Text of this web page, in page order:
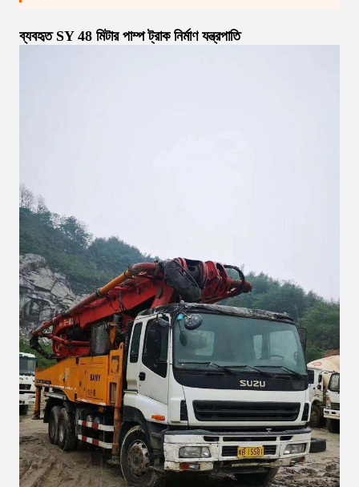
ব্যবহৃত SY 48 মিটার পাম্প ট্রাক নির্মাণ যন্ত্রপাতি